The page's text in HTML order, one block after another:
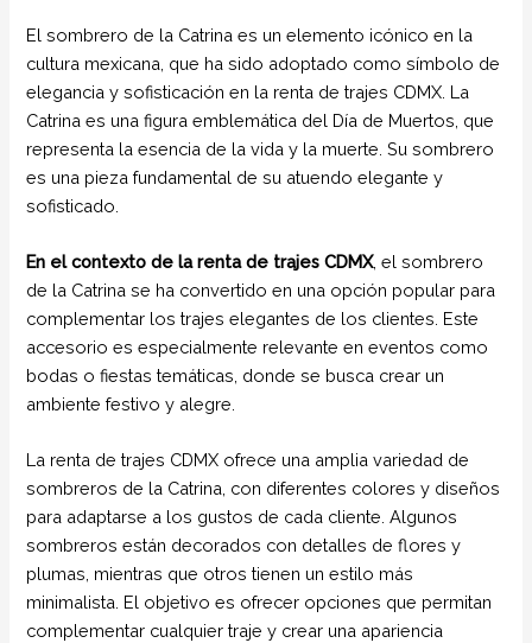
El sombrero de la Catrina es un elemento icónico en la
cultura mexicana, que ha sido adoptado como símbolo de
elegancia y sofisticación en la renta de trajes CDMX. La
Catrina es una figura emblemática del Día de Muertos, que
representa la esencia de la vida y la muerte. Su sombrero
es una pieza fundamental de su atuendo elegante y
sofisticado.
En el contexto de la renta de trajes CDMX, el sombrero
de la Catrina se ha convertido en una opción popular para
complementar los trajes elegantes de los clientes. Este
accesorio es especialmente relevante en eventos como
bodas o fiestas temáticas, donde se busca crear un
ambiente festivo y alegre.
La renta de trajes CDMX ofrece una amplia variedad de
sombreros de la Catrina, con diferentes colores y diseños
para adaptarse a los gustos de cada cliente. Algunos
sombreros están decorados con detalles de flores y
plumas, mientras que otros tienen un estilo más
minimalista. El objetivo es ofrecer opciones que permitan
complementar cualquier traje y crear una apariencia